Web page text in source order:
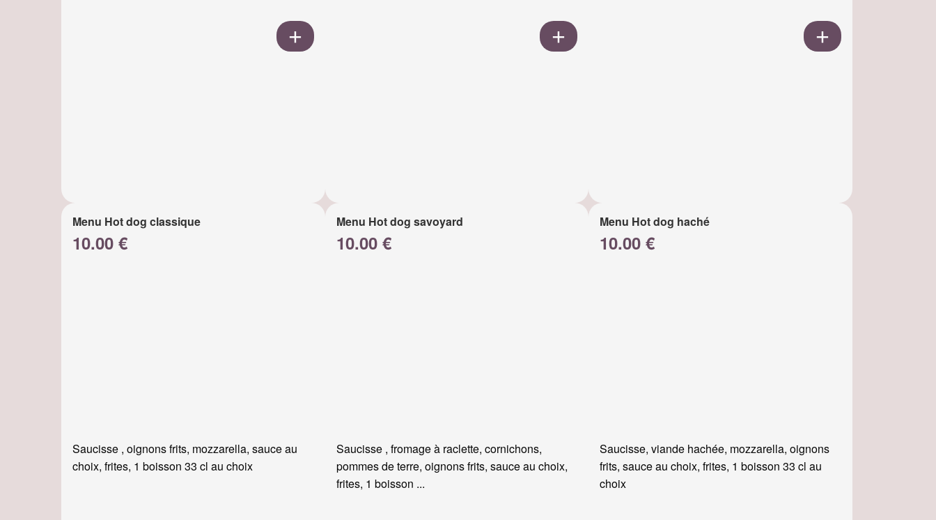
Menu Hot dog classique
10.00 €
Saucisse , oignons frits, mozzarella, sauce au
choix, frites, 1 boisson 33 cl au choix
Menu Hot dog savoyard
10.00 €
Saucisse , fromage à raclette, cornichons,
pommes de terre, oignons frits, sauce au choix,
frites, 1 boisson ...
Menu Hot dog haché
10.00 €
Saucisse, viande hachée, mozzarella, oignons
frits, sauce au choix, frites, 1 boisson 33 cl au
choix